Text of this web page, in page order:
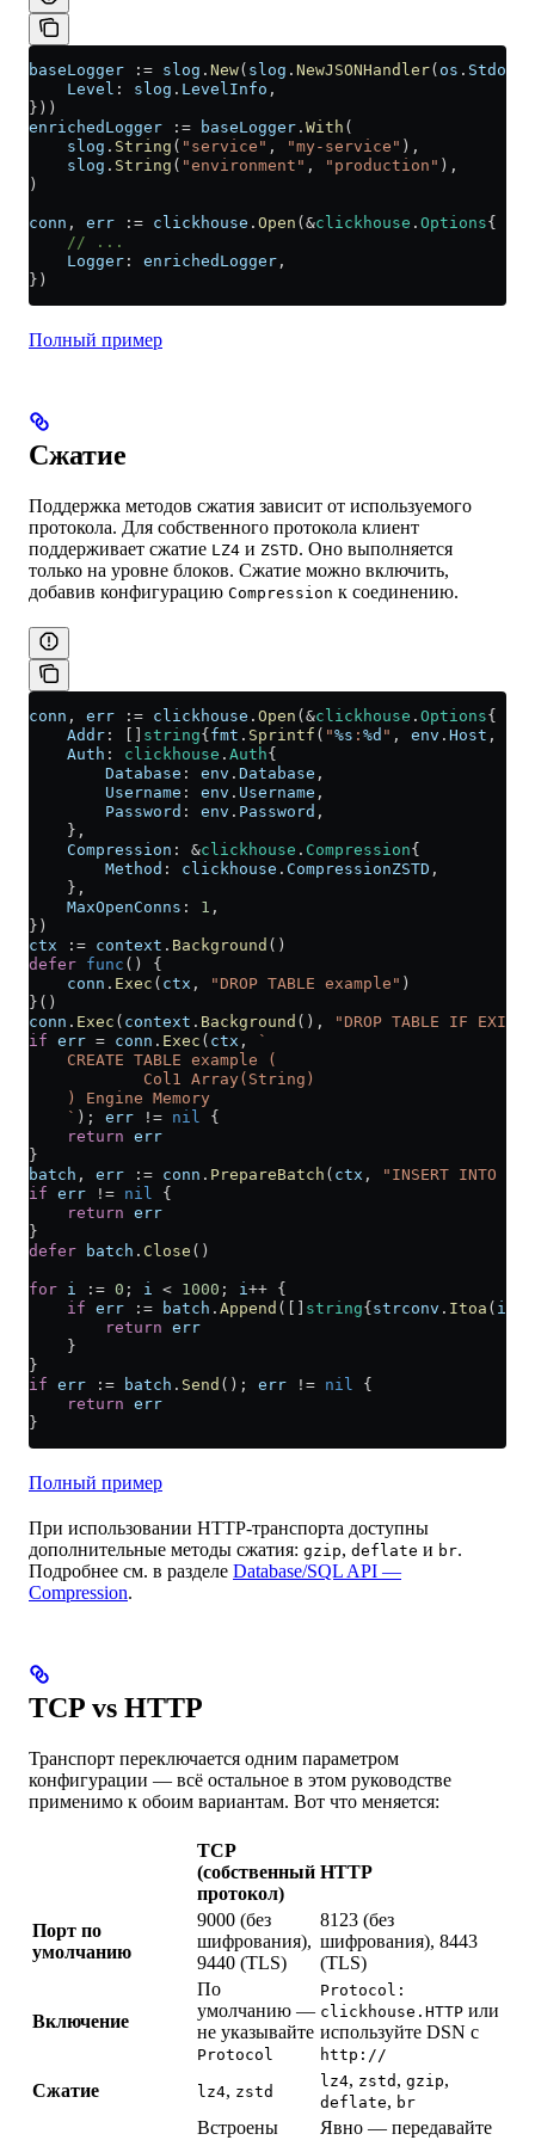
baseLogger := slog . New( slog . NewJSONHandler( os . Stdout
    Level
: slog . LevelInfo ,
}))
enrichedLogger := baseLogger . With (
    slog
. String ( "service" , "my-service" ),
    slog
. String ( "environment" , "production" ),
)
conn , err := clickhouse . Open ( &clickhouse . Options{
    // ...
    Logger
: enrichedLogger ,
})
Полный пример
Сжатие
Поддержка методов сжатия зависит от используемого
протокола. Для собственного протокола клиент
поддерживает сжатие LZ4 и ZSTD. Оно выполняется
только на уровне блоков. Сжатие можно включить,
добавив конфигурацию Compression к соединению.
conn , err := clickhouse . Open ( &clickhouse . Options{
    Addr
: [] string{ fmt . Sprintf ( "%s : %d " , env . Host ,
    Auth
: clickhouse . Auth{
        Database
: env . Database ,
        Username
: env . Username ,
        Password
: env . Password ,
    },
    Compression
: &clickhouse . Compression{
        Method
: clickhouse . CompressionZSTD ,
    },
    MaxOpenConns
: 1 ,
})
ctx := context . Background ()
defer func () {
    conn
. Exec ( ctx , "DROP TABLE example" )
}()
conn . Exec ( context . Background (),
"DROP TABLE IF
if err = conn . Exec ( ctx ,
`
    CREATE TABLE example (
            Col1 Array(String)
    ) Engine Memory
    `
); err != nil {
    return
err
}
batch , err := conn . PrepareBatch ( ctx ,
"INSERT INTO
if err != nil {
    return
err
}
defer batch . Close ()
for i := 0 ; i < 1000 ; i++ {
    if
err := batch . Append ([] string{ strconv . Itoa ( i
        return
err
    }
}
if err := batch . Send (); err != nil {
    return
err
}
Полный пример
При использовании HTTP-транспорта доступны
дополнительные методы сжатия: gzip, deflate и br.
Подробнее см. в разделе Database/SQL API —
Compression.
TCP vs HTTP
Транспорт переключается одним параметром
конфигурации — всё остальное в этом руководстве
применимо к обоим вариантам. Вот что меняется:
TCP
(собственный
протокол)
HTTP
Порт по
умолчанию
9000 (без
шифрования),
9440 (TLS)
8123 (без
шифрования), 8443
(TLS)
Включение
По
умолчанию —
не указывайте
Protocol
Protocol:
clickhouse.HTTP или
используйте DSN с
http://
Сжатие lz4, zstd
lz4, zstd , gzip,
deflate, br
Встроены
Явно — передавайте